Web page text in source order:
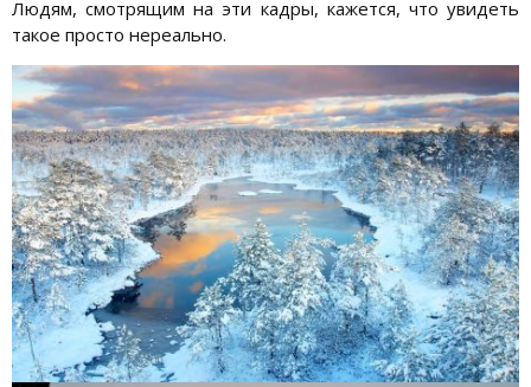
Людям, смотрящим на эти кадры, кажется, что увидеть
такое просто нереально.